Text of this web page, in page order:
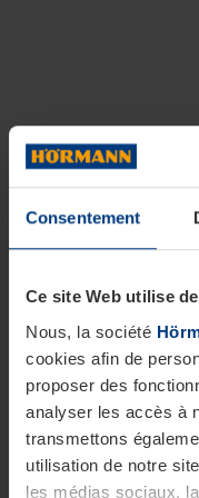
Consentement
Ce site Web utilise
Nous, la société
cookies afin de
proposer des
analyser les accès à
transmettons
utilisation de notre
les médias sociaux,